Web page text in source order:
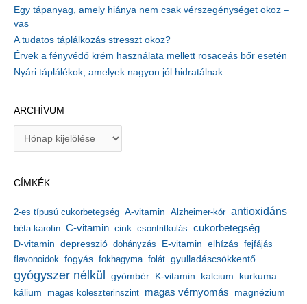
Egy tápanyag, amely hiánya nem csak vérszegénységet okoz –
vas
A tudatos táplálkozás stresszt okoz?
Érvek a fényvédő krém használata mellett rosaceás bőr esetén
Nyári táplálékok, amelyek nagyon jól hidratálnak
ARCHÍVUM
í
u
m
CÍMKÉK
2-es típusú cukorbetegség A-vitamin Alzheimer-kór antioxidáns
béta-karotin C-vitamin cink csontritkulás cukorbetegség
D-vitamin depresszió dohányzás E-vitamin elhízás fejfájás
flavonoidok fogyás fokhagyma folát gyulladáscsökkentő
gyógyszer nélkül gyömbér K-vitamin kalcium kurkuma
kálium magas koleszterinszint magas vérnyomás magnézium